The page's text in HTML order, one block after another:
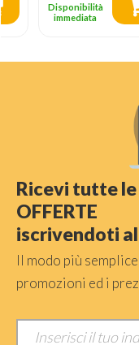
Disponibilità
immediata
Ricevi tutte
OFFERTE
iscrivendoti
Il modo più
promozioni ed i